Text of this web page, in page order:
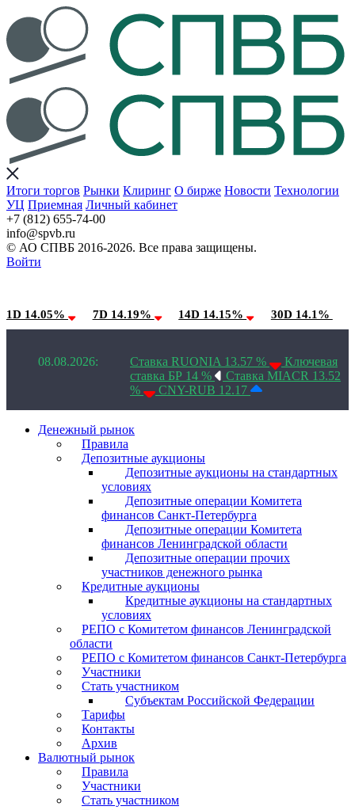
Итоги торгов Рынки Клиринг О бирже Новости Технологии
УЦ Приемная Личный кабинет
+7 (812) 655-74-00
info@spvb.ru
© АО СПВБ 2016-2026. Все права защищены.
Войти
1D 14.05% 7D 14.19% 14D 14.15% 30D 14.1%
08.08.2026: Ставка RUONIA 13.57 %
Ключевая
ставка БР 14 %
Ставка MIACR 13.52
%
CNY-RUB 12.17
Денежный рынок
Правила
Депозитные аукционы
Депозитные аукционы на стандартных
условиях
Депозитные операции Комитета
финансов Санкт-Петербурга
Депозитные операции Комитета
финансов Ленинградской области
Депозитные операции прочих
участников денежного рынка
Кредитные аукционы
Кредитные аукционы на стандартных
условиях
РЕПО с Комитетом финансов Ленинградской
области
РЕПО с Комитетом финансов Санкт-Петербурга
Участники
Стать участником
Субъектам Российской Федерации
Тарифы
Контакты
Архив
Валютный рынок
Правила
Участники
Стать участником